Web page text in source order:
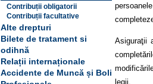
Contribuții obligatorii
Contribuții facultative
Alte drepturi
Bilete de tratament si
odihnă
Relații internaționale
Accidente de Muncă și Boli
Asiguraţii
legii.